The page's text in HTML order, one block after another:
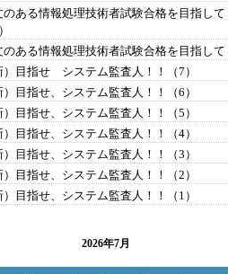
のある情報処理技術者試験合格を目指して
のある情報処理技術者試験合格を目指して
）目指せ システム監査人！！（7）
）目指せ、システム監査人！！（6）
）目指せ、システム監査人！！（5）
）目指せ、システム監査人！！（4）
）目指せ、システム監査人！！（3）
）目指せ、システム監査人！！（2）
）目指せ、システム監査人！！（1）
2026年7月